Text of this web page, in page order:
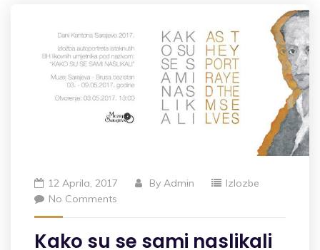
12 Aprila, 2017 By Admin
Izlozbe
No Comments
Kako su se sami naslikali